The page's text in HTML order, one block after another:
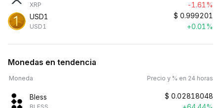
XRP
-1.61%
USD1
USD1
$ 0.999201
+0.01%
Monedas en tendencia
Moneda Precio y % en 24 horas
Bless $ 0.02818048